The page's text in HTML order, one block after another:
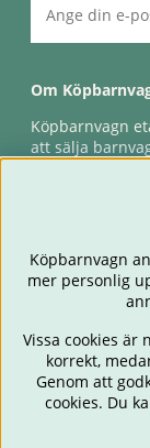
Om
Köpbarnvagn
att sälja
Köpbarnvagn
mer personlig
Vissa cookies är
korrekt,
Genom att
cookies. Du